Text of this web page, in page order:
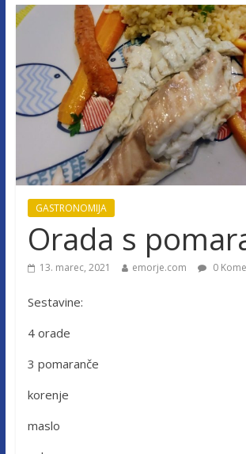
GASTRONOMIJA
Orada s
13. marec, 2021 emorje.com 0
Sestavine:
4 orade
3 pomaranče
korenje
maslo